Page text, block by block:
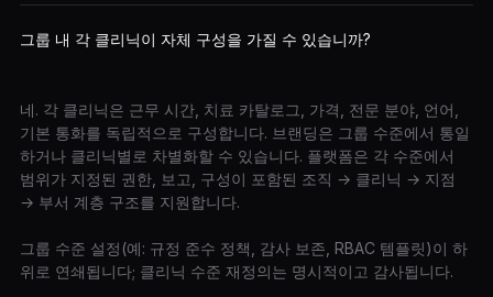
그룹 내 각 클리닉이 자체 구성을 가질 수 있습니까?
네. 각 클리닉은 근무 시간, 치료 카탈로그, 가격, 전문 분야, 언어,
기본 통화를 독립적으로 구성합니다. 브랜딩은 그룹 수준에서 통일
하거나 클리닉별로 차별화할 수 있습니다. 플랫폼은 각 수준에서
범위가 지정된 권한, 보고, 구성이 포함된 조직 → 클리닉 → 지점
→ 부서 계층 구조를 지원합니다.
그룹 수준 설정(예: 규정 준수 정책, 감사 보존, RBAC 템플릿)이 하
위로 연쇄됩니다; 클리닉 수준 재정의는 명시적이고 감사됩니다.